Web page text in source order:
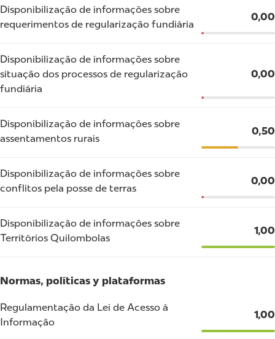
Disponibilização de informações sobre
requerimentos de regularização fundiária
0,00
Disponibilização de informações sobre
situação dos processos de regularização
fundiária
0,00
Disponibilização de informações sobre
assentamentos rurais
0,50
Disponibilização de informações sobre
conflitos pela posse de terras
0,00
Disponibilização de informações sobre
Territórios Quilombolas
1,00
Normas, políticas y plataformas
Regulamentação da Lei de Acesso à
Informação
1,00